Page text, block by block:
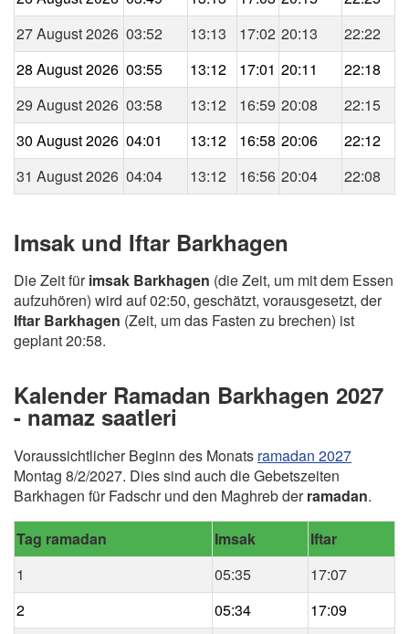
27 August 2026 03:52 13:13 17:02 20:13
22:22
28 August 2026 03:55 13:12 17:01 20:11
22:18
29 August 2026 03:58 13:12 16:59 20:08
22:15
30 August 2026 04:01 13:12 16:58 20:06
22:12
31 August 2026 04:04 13:12 16:56 20:04 22:08
Imsak und Iftar Barkhagen
Die Zeit fürimsak Barkhagen (die Zeit, um mit dem Essen
aufzuhören) wird auf 02:50, geschätzt, vorausgesetzt, der
Iftar Barkhagen (Zeit, um das Fasten zu brechen) ist
geplant 20:58.
Kalender Ramadan Barkhagen 2027
- namaz saatleri
Voraussichtlicher Beginn des Monats ramadan 2027
Montag 8/2/2027. Dies sind auch die Gebetszeiten
Barkhagen für Fadschr und den Maghreb derramadan.
Tag ramadan Imsak
Iftar
1
05:35
17:07
2
05:34
17:09